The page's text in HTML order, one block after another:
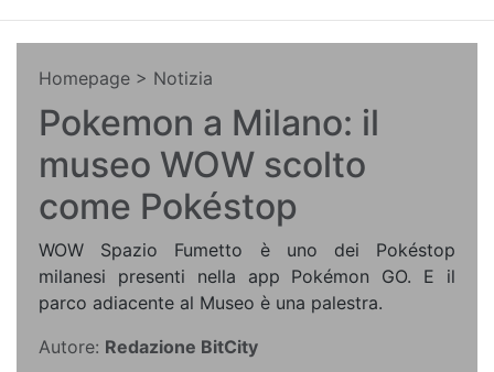
Homepage > Notizia
Pokemon a Milano: il
museo WOW scolto
come Pokéstop
WOW Spazio Fumetto è uno dei Pokéstop
milanesi presenti nella app Pokémon GO. E il
parco adiacente al Museo è una palestra.
Autore: Redazione BitCity